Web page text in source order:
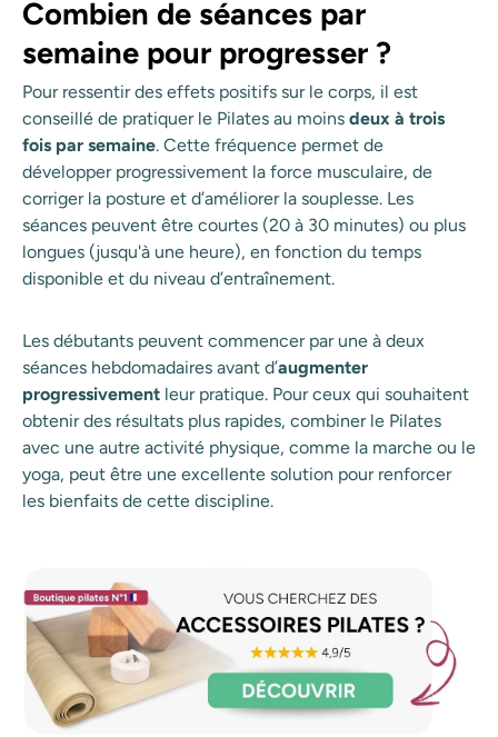
Combien de séances par
semaine pour progresser ?
Pour ressentir des effets positifs sur le corps, il est
conseillé de pratiquer le Pilates au moins deux à trois
fois par semaine. Cette fréquence permet de
développer progressivement la force musculaire, de
corriger la posture et d’améliorer la souplesse. Les
séances peuvent être courtes (20 à 30 minutes) ou plus
longues (jusqu'à une heure), en fonction du temps
disponible et du niveau d’entraînement.
Les débutants peuvent commencer par une à deux
séances hebdomadaires avant d’augmenter
progressivement leur pratique. Pour ceux qui souhaitent
obtenir des résultats plus rapides, combiner le Pilates
avec une autre activité physique, comme la marche ou le
yoga, peut être une excellente solution pour renforcer
les bienfaits de cette discipline.